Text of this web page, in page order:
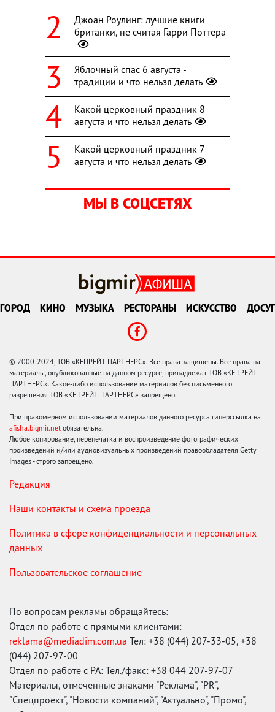
Джоан Роулинг: лучшие книги
британки, не считая Гарри Поттера
Яблочный спас 6 августа -
традиции и что нельзя делать
Какой церковный праздник 8
августа и что нельзя делать
Какой церковный праздник 7
августа и что нельзя делать
МЫ В СОЦСЕТЯХ
ГОРОД КИНО МУЗЫКА РЕСТОРАНЫ ИСКУССТВО ДОСУГ
© 2000-2024, ТОВ «КЕПРЕЙТ ПАРТНЕРС». Все права защищены. Все права на
материалы, опубликованные на данном ресурсе, принадлежат ТОВ «КЕПРЕЙТ
ПАРТНЕРС». Какое-либо использование материалов без письменного
разрешения ТОВ «КЕПРЕЙТ ПАРТНЕРС» запрещено.
При правомерном использовании материалов данного ресурса гиперссылка на
afisha.bigmir.net обязательна.
Любое копирование, перепечатка и воспроизведение фотографических
произведений и/или аудиовизуальных произведений правообладателя Getty
Images - строго запрещено.
Редакция
Наши контакты и схема проезда
Политика в сфере конфиденциальности и персональных
данных
Пользовательское соглашение
По вопросам рекламы обращайтесь:
Отдел по работе с прямыми клиентами:
reklama@mediadim.com.ua Тел: +38 (044) 207-33-05, +38
(044) 207-97-00
Отдел по работе с РА: Тел./факс: +38 044 207-97-07
Материалы, отмеченные знаками "Реклама", "PR",
"Спецпроект", "Новости компаний", "Актуально", "Промо",